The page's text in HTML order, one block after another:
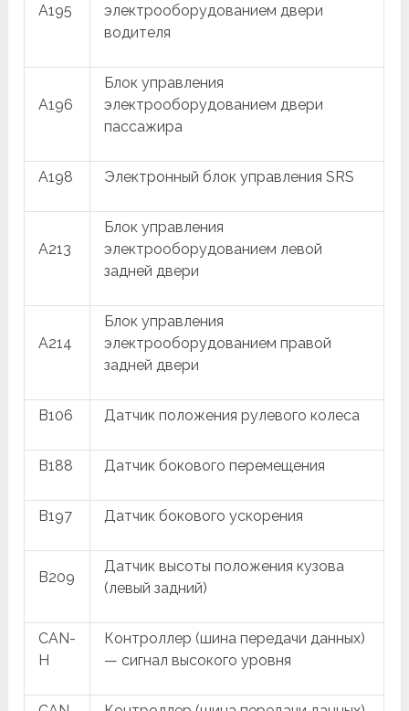
A195
электрооборудованием двери
водителя
A196
Блок управления
электрооборудованием двери
пассажира
A198 Электронный блок управления SRS
A213
Блок управления
электрооборудованием левой
задней двери
A214
Блок управления
электрооборудованием правой
задней двери
B106 Датчик положения рулевого колеса
B188 Датчик бокового перемещения
B197 Датчик бокового ускорения
B209
Датчик высоты положения кузова
(левый задний)
CAN-
H
Контроллер (шина передачи данных)
— сигнал высокого уровня